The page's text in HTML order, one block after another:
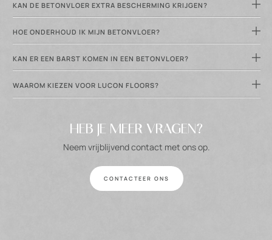
KAN DE BETONVLOER EXTRA BESCHERMING KRIJGEN?
HOE ONDERHOUD IK MIJN BETONVLOER?
KAN ER EEN BARST KOMEN IN EEN BETONVLOER?
WAAROM KIEZEN VOOR LUCON FLOORS?
HEB JE MEER VRAGEN?
Neem vrijblijvend contact met ons op.
CONTACTEER ONS